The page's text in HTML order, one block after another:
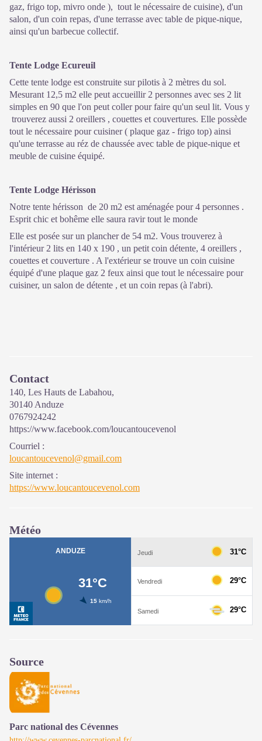
gaz, frigo top, mivro onde ), tout le nécessaire de cuisine), d'un
salon, d'un coin repas, d'une terrasse avec table de pique-nique,
ainsi qu'un barbecue collectif.
Tente Lodge Ecureuil
Cette tente lodge est construite sur pilotis à 2 mètres du sol.
Mesurant 12,5 m2 elle peut accueillir 2 personnes avec ses 2 lit
simples en 90 que l'on peut coller pour faire qu'un seul lit. Vous y
trouverez aussi 2 oreillers , couettes et couvertures. Elle possède
tout le nécessaire pour cuisiner ( plaque gaz - frigo top) ainsi
qu'une terrasse au réz de chaussée avec table de pique-nique et
meuble de cuisine équipé.
Tente Lodge Hérisson
Notre tente hérisson de 20 m2 est aménagée pour 4 personnes .
Esprit chic et bohême elle saura ravir tout le monde
Elle est posée sur un plancher de 54 m2. Vous trouverez à
l'intérieur 2 lits en 140 x 190 , un petit coin détente, 4 oreillers ,
couettes et couverture . A l'extérieur se trouve un coin cuisine
équipé d'une plaque gaz 2 feux ainsi que tout le nécessaire pour
cuisiner, un salon de détente , et un coin repas (à l'abri).
Contact
140, Les Hauts de Labahou,
30140 Anduze
0767924242
https://www.facebook.com/loucantoucevenol
Courriel :
loucantoucevenol@gmail.com
Site internet :
https://www.loucantoucevenol.com
Météo
Source
Parc national des Cévennes